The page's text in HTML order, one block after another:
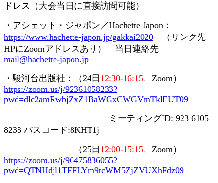
ドレス（大会当日に直接訪問可能）
・アシェット・ジャポン／Hachette Japon ：
https://www.hachette-japon.jp/gakkai2020 （リンク先
HPにZoomアドレスあり） 当日連絡先：
mail@hachette-japon.jp
・駿河台出版社：（24 日 12:30-16:15、 Zoom）
https://zoom.us/j/92361058233?
pwd=dlc2amRwbjZxZ1BaWGxCWGVmTklEUT09
ミーティングID: 923 6105
8233 パスコード:8KHT1j
（25 日 12:00-15:15、 Zoom）
https://zoom.us/j/96475836055?
pwd=QTNHdjl1TFFLYm9tcWM5ZjZVUXhFdz09